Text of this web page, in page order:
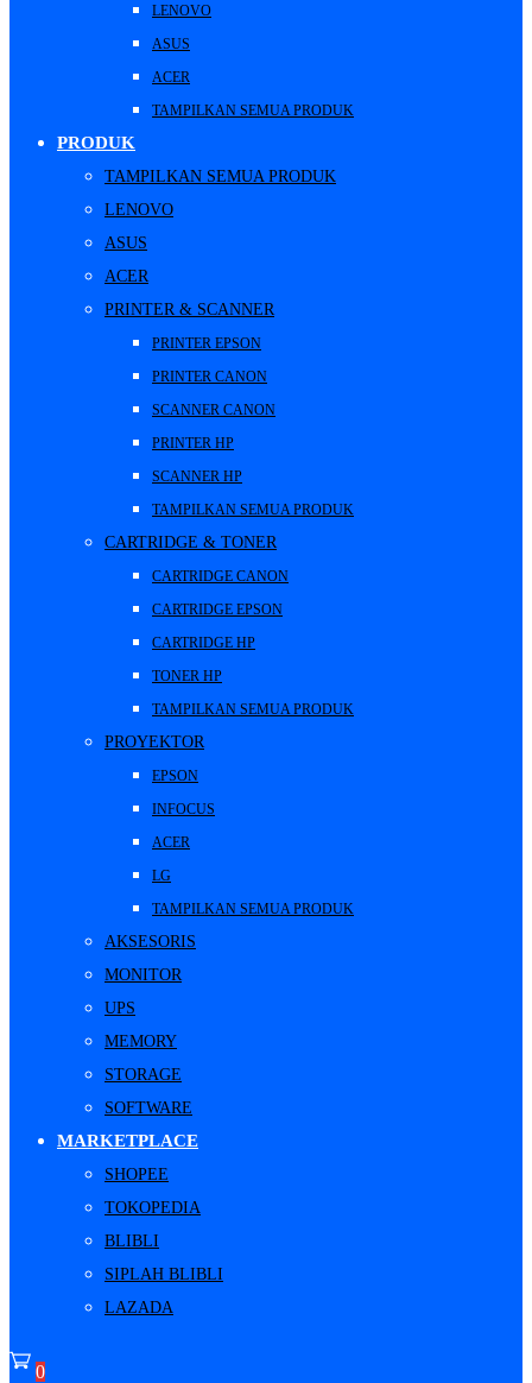
LENOVO
ASUS
ACER
TAMPILKAN SEMUA PRODUK
PRODUK
TAMPILKAN SEMUA PRODUK
LENOVO
ASUS
ACER
PRINTER & SCANNER
PRINTER EPSON
PRINTER CANON
SCANNER CANON
PRINTER HP
SCANNER HP
TAMPILKAN SEMUA PRODUK
CARTRIDGE & TONER
CARTRIDGE CANON
CARTRIDGE EPSON
CARTRIDGE HP
TONER HP
TAMPILKAN SEMUA PRODUK
PROYEKTOR
EPSON
INFOCUS
ACER
LG
TAMPILKAN SEMUA PRODUK
AKSESORIS
MONITOR
UPS
MEMORY
STORAGE
SOFTWARE
MARKETPLACE
SHOPEE
TOKOPEDIA
BLIBLI
SIPLAH BLIBLI
LAZADA
0